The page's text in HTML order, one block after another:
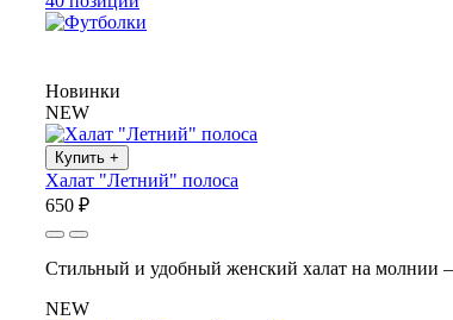
Новинки
NEW
Купить +
Халат "Летний" полоса
650 ₽
Стильный и удобный женский халат на молнии
NEW